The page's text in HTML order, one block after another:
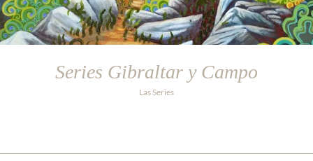
Series Gibraltar y Campo
Las Series